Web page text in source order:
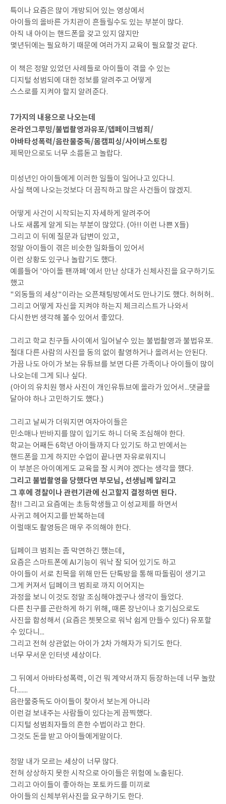
특이나 요즘은 많이 개방되어 있는 영상에서
아이들의 올바른 가치관이 흔들릴수도 있는 부분이 많다.
아직 내 아이는 핸드폰을 갖고 있지 않지만
몇년뒤에는 필요하기 때문에 여러가지 교육이 필요할것 같다.
이 책은 정말 있었던 사례들로 아이들이 겪을 수 있는
디지털 성범되에 대한 정보를 알려주고 어떻게
스스로를 지켜야 할지 알려준다.
7가지의 내용으로 나오는데
온라인그루밍/불법촬영과유포/뎁페이크범죄/
아바타성폭력/음란물중독/몸캠피싱/사이버스토킹
제목만으로도 너무 소름돋고 놀랍다.
미성년인 아이들에게 이러한 일들이 일어나고 있다니.
사실 책에 나오는것보다 더 끔직하고 많은 사건들이 많겠지.
어떻게 사건이 시작되는지 자세하게 알려주어
나도 새롭게 알게 되는 부분이 많았다. (아!! 이런 나쁜 X들)
그리고 이 뒤에 질문과 답변이 있고,
정말 아이들이 겪은 비슷한 일화들이 있어서
이런 상황도 있구나 놀랍기도 했다.
예를들어 '아이돌 팬까페'에서 만난 상대가 신체사진을 요구하기도
했고
"외동들의 세상"이라는 오픈채팅방에서도 만나기도 했다. 허허허..
그리고 어떻게 자신을 지켜야 하는지 체크리스트가 나와서
다시한번 생각해 볼수 있어서 좋았다.
그리고 학교 친구들 사이에서 일어날수 있는 불법촬영과 불법유포.
절대 다른 사람의 사진을 동의 없이 촬영하거나 올려서는 안된다.
가끔 나도 아이가 보는 유튜브를 보면 다른 가족이나 아이들이 많이
나오는데 그게 되나 싶다.
(아이의 유치원 행사 사진이 개인유튜브에 올라가 있어서...댓글을
달아야 하나 고민하기도 했다.)
그리고 날씨가 더워지면 여자아이들은
민소매나 반바지를 많이 입기도 하니 더욱 조심해야 한다.
학교는 어째든 6학년 아이들까지 다 있기도 하고 반에서는
핸드폰을 끄게 하지만 수업이 끝나면 자유로워지니
이 부분은 아이에게도 교육을 잘 시켜야 겠다는 생각을 했다.
그리고 불법촬영을 당했다면 부모님, 선생님께 알리고
그 후에 경찰이나 관련기관에 신고할지 결정하면 된다.
참!! 그리고 요즘에는 초등학생들고 이성교제를 하면서
사귀고 헤어지고를 반복하는데
이럴때도 촬영등은 매우 주의해야 한다.
딥페이크 범죄는 좀 막연하긴 했는데,
요즘은 스마트폰에 AI기능이 워낙 잘 되어 있기도 하고
아이들이 서로 친목을 위해 만든 단톡방을 통해 따돌림이 생기고
그게 커져서 딥페이크 범죄로 까지 이어지는
과정을 보니 이것도 정말 조심해야겠구나 생각이 들었다.
다른 친구를 곤란하게 하기 위해, 때론 장난이나 호기심으로도
사진을 합성해서 (요즘은 쳇봇으로 워낙 쉽게 만들수 있다) 유포할
수 있다니...
그리고 전혀 상관없는 아이가 2차 가해자가 되기도 한다.
너무 무서운 인터넷 세상이다.
그 뒤에서 아바타성폭력, 이건 뭐 계약서까지 등장하는데 너무 놀랐
다.......
음란물중독도 아이들이 찾아서 보는게 아니라
이런걸 보내주는 사람들이 있다는게 끔찍했다.
디지털 성범죄자들의 흔한 수법이라고 한다.
그것도 돈을 받고 아이들에게말이다.
정말 내가 모르는 세상이 너무 많다.
전혀 상상하지 못한 시작으로 아이들은 위험에 노출된다.
그리고 아이들이 좋아하는 포토카드를 미끼로
아이들의 신체부위사진을 요구하기도 한다.